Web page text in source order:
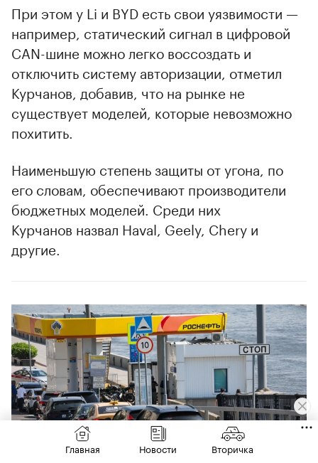
При этом у Li и BYD есть свои уязвимости —
например, статический сигнал в цифровой
CAN-шине можно легко воссоздать и
отключить систему авторизации, отметил
Курчанов, добавив, что на рынке не
существует моделей, которые невозможно
похитить.
Наименьшую степень защиты от угона, по
его словам, обеспечивают производители
бюджетных моделей. Среди них
Курчанов назвал Haval, Geely, Chery и
другие.
Главная Новости Вторичка